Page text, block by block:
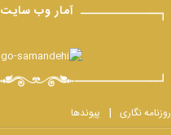
آمار وب سایت
روزنامه نگاری پیوندها